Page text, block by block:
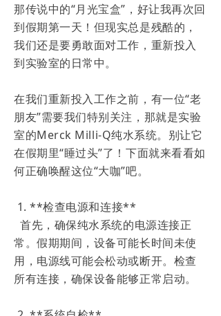
那传说中的“月光宝盒”，好让我再次回
到假期第一天！但现实总是残酷的，
我们还是要勇敢面对工作，重新投入
到实验室的日常中。
在我们重新投入工作之前，有一位“老
朋友”需要我们特别关注，那就是实验
室的Merck Milli-Q纯水系统。别让它
在假期里“睡过头”了！下面就来看看如
何正确唤醒这位“大咖”吧。
1. **检查电源和连接**
首先，确保纯水系统的电源连接正
常。假期期间，设备可能长时间未使
用，电源线可能会松动或断开。检查
所有连接，确保设备能够正常启动。